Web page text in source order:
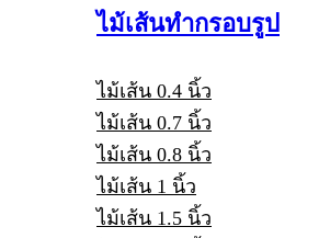
ไม้เส้นทำกรอบรูป
ไม้เส้น 0.4 นิ้ว
ไม้เส้น 0.7 นิ้ว
ไม้เส้น 0.8 นิ้ว
ไม้เส้น 1 นิ้ว
ไม้เส้น 1.5 นิ้ว